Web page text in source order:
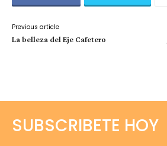
Previous article
La belleza del Eje Cafetero
SUBSCRIBETE HOY